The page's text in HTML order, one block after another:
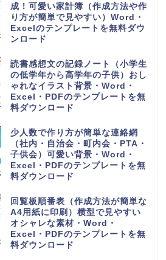
家族の予定表（1か月単位の年間
スケジュールカレンダー）かわい
い＆おしゃれ・Word・Excel・
PDFのテンプレートを無料ダウン
可愛い摂取カロリー記入表（1週
間分を一覧表から計算）朝昼晩の
食事を簡単な記録を作成・
Word・Excel・PDFのテンプレ
購入や買い出しリスト（かわいい
お買い物チェック表）1週間の献
立の買い物一覧表・Word・
Excel・PDFのテンプレートを無
手紙を手書きで作成する時に使え
るオシャレな便箋（A4サイズの
用紙）小学生の子供・Word・
Excel・PDFのテンプレートを無